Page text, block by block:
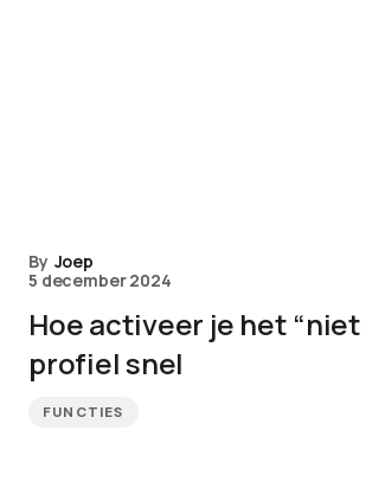
By Joep
5 december 2024
Hoe activeer je het
profiel snel
FUNCTIES